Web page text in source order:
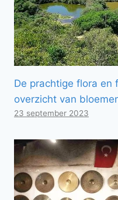
De prachtige flora en
overzicht van
23 september 2023